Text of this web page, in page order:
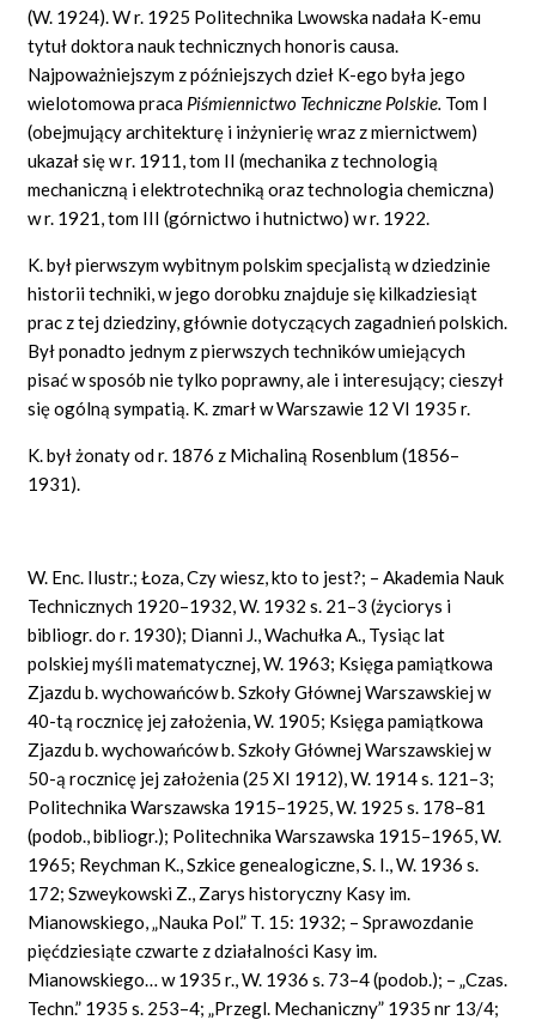
(W. 1924). W r. 1925 Politechnika Lwowska nadała K-emu
tytuł doktora nauk technicznych honoris causa.
Najpoważniejszym z późniejszych dzieł K-ego była jego
wielotomowa praca Piśmiennictwo Techniczne Polskie. Tom I
(obejmujący architekturę i inżynierię wraz z miernictwem)
ukazał się w r. 1911, tom II (mechanika z technologią
mechaniczną i elektrotechniką oraz technologia chemiczna)
w r. 1921, tom III (górnictwo i hutnictwo) w r. 1922.
K. był pierwszym wybitnym polskim specjalistą w dziedzinie
historii techniki, w jego dorobku znajduje się kilkadziesiąt
prac z tej dziedziny, głównie dotyczących zagadnień polskich.
Był ponadto jednym z pierwszych techników umiejących
pisać w sposób nie tylko poprawny, ale i interesujący; cieszył
się ogólną sympatią. K. zmarł w Warszawie 12 VI 1935 r.
K. był żonaty od r. 1876 z Michaliną Rosenblum (1856–
1931).
W. Enc. Ilustr.; Łoza, Czy wiesz, kto to jest?; – Akademia Nauk
Technicznych 1920–1932, W. 1932 s. 21–3 (życiorys i
bibliogr. do r. 1930); Dianni J., Wachułka A., Tysiąc lat
polskiej myśli matematycznej, W. 1963; Księga pamiątkowa
Zjazdu b. wychowańców b. Szkoły Głównej Warszawskiej w
40-tą rocznicę jej założenia, W. 1905; Księga pamiątkowa
Zjazdu b. wychowańców b. Szkoły Głównej Warszawskiej w
50-ą rocznicę jej założenia (25 XI 1912), W. 1914 s. 121–3;
Politechnika Warszawska 1915–1925, W. 1925 s. 178–81
(podob., bibliogr.); Politechnika Warszawska 1915–1965, W.
1965; Reychman K., Szkice genealogiczne, S. I., W. 1936 s.
172; Szweykowski Z., Zarys historyczny Kasy im.
Mianowskiego, „Nauka Pol.” T. 15: 1932; – Sprawozdanie
pięćdziesiąte czwarte z działalności Kasy im.
Mianowskiego… w 1935 r., W. 1936 s. 73–4 (podob.); – „Czas.
Techn.” 1935 s. 253–4; „Przegl. Mechaniczny” 1935 nr 13/4;